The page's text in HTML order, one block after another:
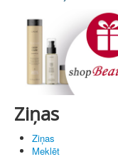
Ziņas
Ziņas
Meklēt